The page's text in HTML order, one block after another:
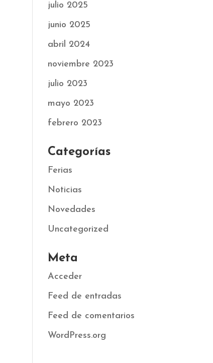
julio 2025
junio 2025
abril 2024
noviembre 2023
julio 2023
mayo 2023
febrero 2023
Categorías
Ferias
Noticias
Novedades
Uncategorized
Meta
Acceder
Feed de entradas
Feed de comentarios
WordPress.org